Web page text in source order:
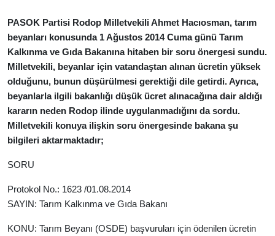
PASOK Partisi Rodop Milletvekili Ahmet Hacıosman, tarım
beyanları konusunda 1 Ağustos 2014 Cuma günü Tarım
Kalkınma ve Gıda Bakanına hitaben bir soru önergesi sundu.
Milletvekili, beyanlar için vatandaştan alınan ücretin yüksek
olduğunu, bunun düşürülmesi gerektiği dile getirdi. Ayrıca,
beyanlarla ilgili bakanlığı düşük ücret alınacağına dair aldığı
kararın neden Rodop ilinde uygulanmadığını da sordu.
Milletvekili konuya ilişkin soru önergesinde bakana şu
bilgileri aktarmaktadır;
SORU
Protokol No.: 1623 /01.08.2014
SAYIN: Tarım Kalkınma ve Gıda Bakanı
KONU: Tarım Beyanı (OSDE) başvuruları için ödenilen ücretin